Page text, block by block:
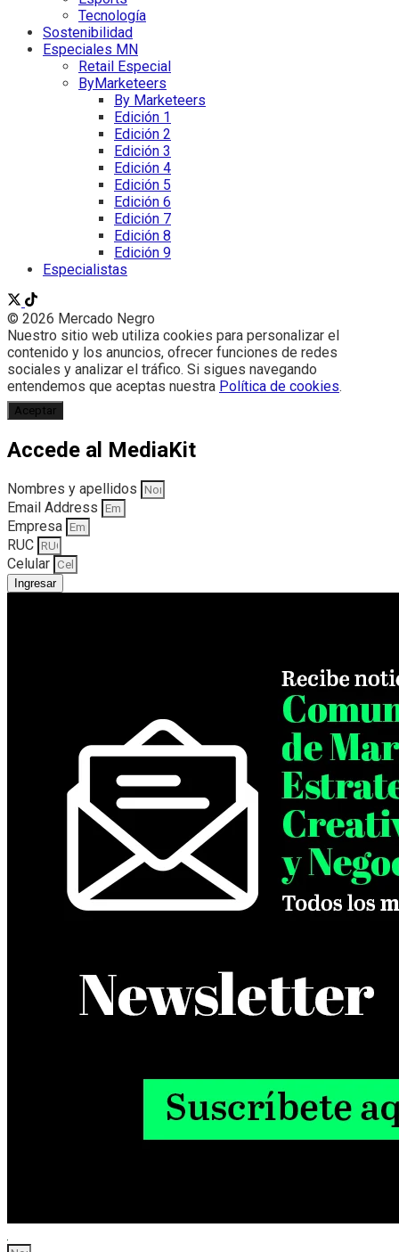
Tecnología
Sostenibilidad
Especiales MN
Retail Especial
ByMarketeers
By Marketeers
Edición 1
Edición 2
Edición 3
Edición 4
Edición 5
Edición 6
Edición 7
Edición 8
Edición 9
Especialistas
© 2026 Mercado Negro
Nuestro sitio web utiliza cookies para personalizar el
contenido y los anuncios, ofrecer funciones de redes
sociales y analizar el tráfico. Si sigues navegando
entendemos que aceptas nuestra Política de cookies.
Aceptar
Accede al MediaKit
Nombres y apellidos
Email Address
Empresa
RUC
Celular
Ingresar